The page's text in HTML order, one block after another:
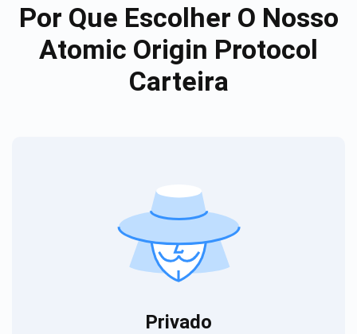
Por Que Escolher O Nosso
Atomic Origin Protocol
Carteira
Privado